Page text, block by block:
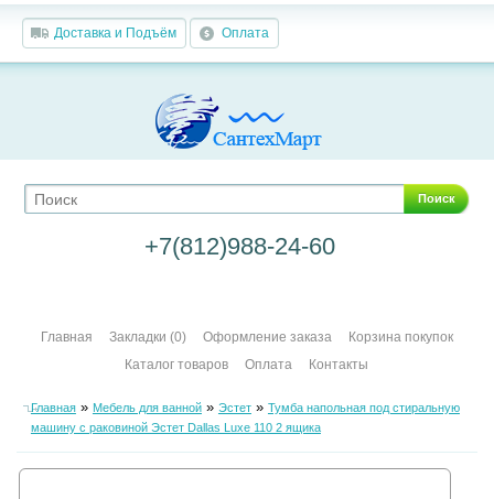
Доставка и Подъём Оплата
Поиск
+7(812)988-24-60
Главная Закладки (0) Оформление заказа
Корзина покупок
Каталог товаров
Оплата Контакты
Главная» Мебель для ванной» Эстет» Тумба напольная под стиральную
машину с раковиной Эстет Dallas Luxe 110 2 ящика